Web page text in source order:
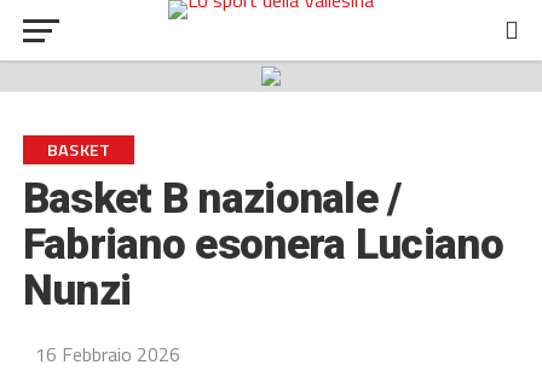
BASKET
Basket B nazionale /
Fabriano esonera Luciano
Nunzi
16 Febbraio 2026